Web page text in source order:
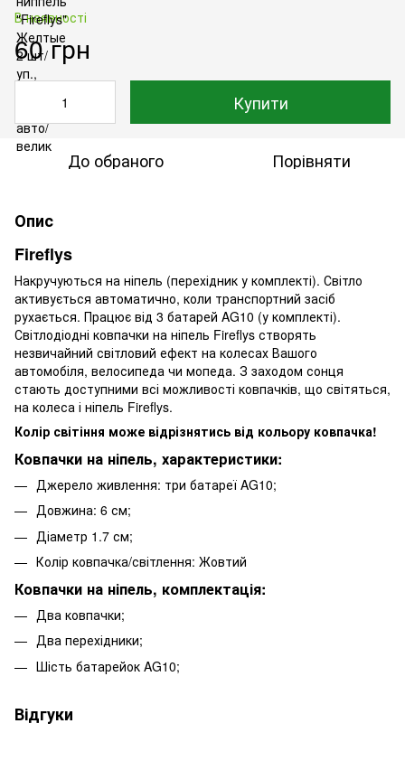
В наявності
60 грн
Купити
До обраного Порівняти
Опис
Fireflys
Накручуються на ніпель (перехідник у комплекті). Світло
активується автоматично, коли транспортний засіб
рухається. Працює від 3 батарей AG10 (у комплекті).
Світлодіодні ковпачки на ніпель Fireflys створять
незвичайний світловий ефект на колесах Вашого
автомобіля, велосипеда чи мопеда. З заходом сонця
стають доступними всі можливості ковпачків, що світяться,
на колеса і ніпель Fireflys.
Колір світіння може відрізнятись від кольору ковпачка!
Ковпачки на ніпель, характеристики:
Джерело живлення: три батареї AG10;
Довжина: 6 см;
Діаметр 1.7 см;
Колір ковпачка/світлення: Жовтий
Ковпачки на ніпель, комплектація:
Два ковпачки;
Два перехідники;
Шість батарейок AG10;
Відгуки